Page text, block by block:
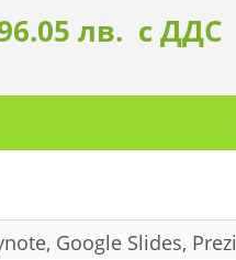
лв. с ДДС
Google Slides, Prezi